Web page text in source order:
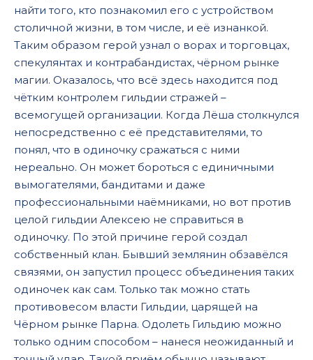
найти того, кто познакомил его с устройством
столичной жизни, в том числе, и её изнанкой.
Таким образом герой узнал о ворах и торговцах,
спекулянтах и контрабандистах, чёрном рынке
магии. Оказалось, что всё здесь находится под
чётким контролем гильдии стражей –
всемогущей организации. Когда Лёша столкнулся
непосредственно с её представителями, то
понял, что в одиночку сражаться с ними
нереально. Он может бороться с единичными
вымогателями, бандитами и даже
профессиональными наёмниками, но вот против
целой гильдии Алексею не справиться в
одиночку. По этой причине герой создал
собственный клан. Бывший землянин обзавёлся
связями, он запустил процесс объединения таких
одиночек как сам. Только так можно стать
противовесом власти Гильдии, царящей на
Чёрном рынке Парна. Одолеть Гильдию можно
только одним способом – нанеся неожиданный и